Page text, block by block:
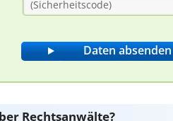
Rechtsanwälte?